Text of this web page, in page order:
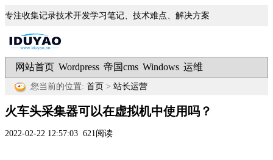
专注收集记录技术开发学习笔记、技术难点、解决方案
网站首页 Wordpress 帝国cms Windows 运维
您当前的位置: 首页 > 站长运营
火车头采集器可以在虚拟机中使用吗？
2022-02-22 12:57:03 621阅读